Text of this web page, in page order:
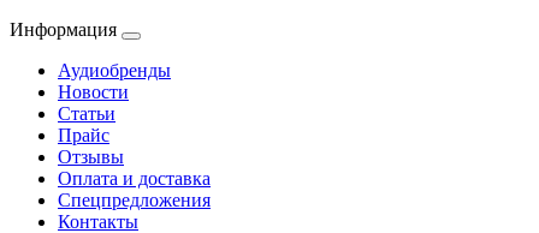
Информация
Аудиобренды
Новости
Статьи
Прайс
Отзывы
Оплата и доставка
Спецпредложения
Контакты